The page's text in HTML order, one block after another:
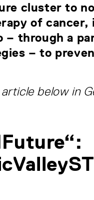
cluster to
of
– through a
– to
below in